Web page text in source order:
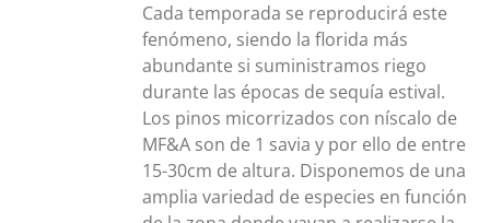
Cada temporada se reproducirá este
fenómeno, siendo la florida más
abundante si suministramos riego
durante las épocas de sequía estival.
Los pinos micorrizados con níscalo de
MF&A son de 1 savia y por ello de entre
15-30cm de altura. Disponemos de una
amplia variedad de especies en función